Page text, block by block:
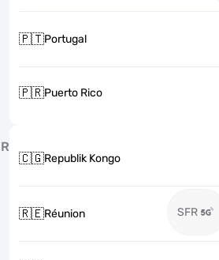
🇵🇹Portugal
🇵🇷Puerto Rico
R
🇨🇬Republik Kongo
🇷🇪Réunion SFR